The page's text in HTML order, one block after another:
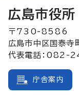
広島市役所
〒730-8586
広島市中区国泰
代表電話：082-
庁舎案内